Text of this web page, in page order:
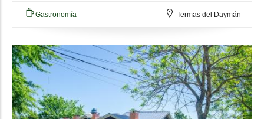
Gastronomía Termas del Daymán